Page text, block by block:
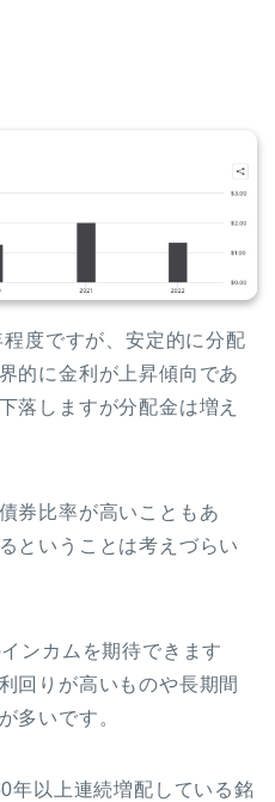
度ですが、安定的に分配
的に金利が上昇傾向であ
落しますが分配金は増え
券比率が高いこともあ
ということは考えづらい
ンカムを期待できます
回りが高いものや長期間
多いです。
年以上連続増配している銘